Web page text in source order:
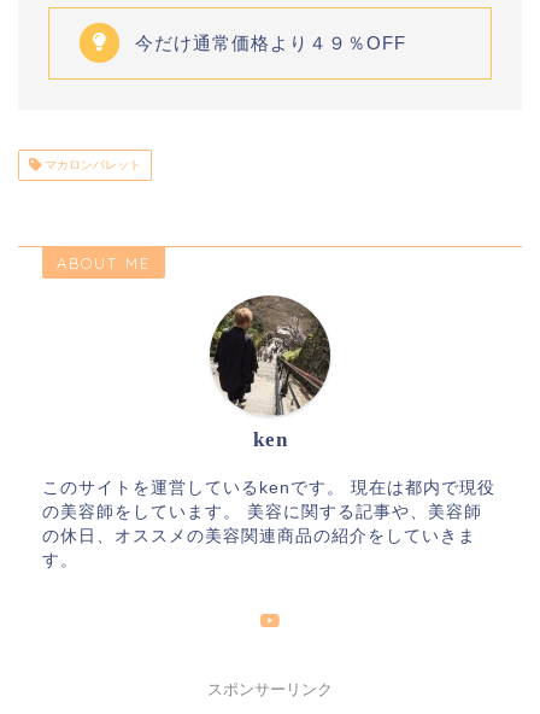
今だけ通常価格より４９％OFF
マカロンパレット
ABOUT ME
ken
このサイトを運営しているkenです。 現在は都内で現役
の美容師をしています。 美容に関する記事や、美容師
の休日、オススメの美容関連商品の紹介をしていきま
す。
スポンサーリンク